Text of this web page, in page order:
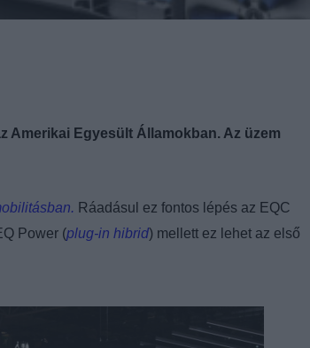
Amerikai Egyesült Államokban. Az üzem
Ráadásul ez fontos lépés az EQC
Power (plug-in hibrid) mellett ez lehet az első